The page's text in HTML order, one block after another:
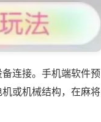
连接。手机端软件预
或机械结构，在麻将